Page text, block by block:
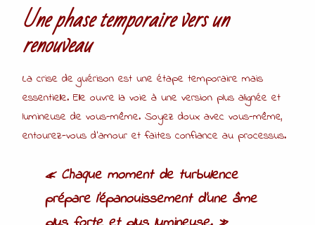
Une phase temporaire vers un
renouveau
La crise de guérison est une étape temporaire mais
essentielle. Elle ouvre la voie à une version plus alignée et
lumineuse de vous-même. Soyez doux avec vous-même,
entourez-vous d’amour et faites confiance au processus.
« Chaque moment de turbulence
prépare l’épanouissement d’une âme